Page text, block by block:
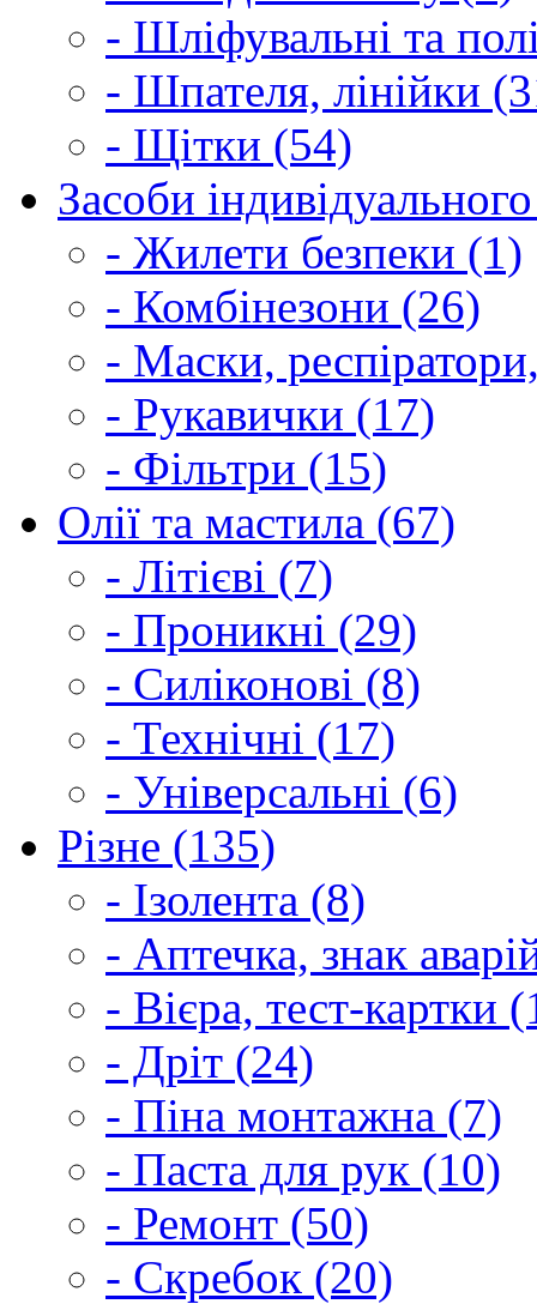
- Шліфувальні та
- Шпателя, лінійки
- Щітки (54)
Засоби
- Жилети безпеки (1)
- Комбінезони (26)
- Маски,
- Рукавички (17)
- Фільтри (15)
Олії та мастила (67)
- Літієві (7)
- Проникні (29)
- Силіконові (8)
- Технічні (17)
- Універсальні (6)
Різне (135)
- Ізолента (8)
- Аптечка, знак
- Вієра, тест-картки
- Дріт (24)
- Піна монтажна (7)
- Паста для рук (10)
- Ремонт (50)
- Скребок (20)